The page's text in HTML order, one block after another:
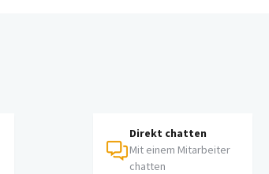
Direkt chatten
Mit einem Mitarbeiter
chatten